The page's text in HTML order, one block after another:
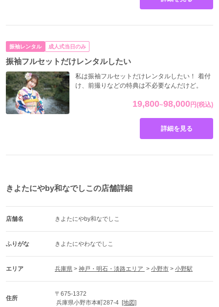
振袖レンタル 成人式当日のみ
振袖フルセットだけレンタルしたい
19,800~98,000 円(税込)
私は振袖フルセットだけレンタルしたい！ 着付
け、前撮りなどの特典は不必要なんだけど。
詳細を見る
きよたにやby和なでしこの店舗詳細
店舗名 きよたにやby和なでしこ
ふりがな きよたにやわなでしこ
エリア 兵庫県 > 神戸・明石・淡路エリア > 小野市 > 小野駅
住所
〒675-1372
兵庫県小野市本町287-4 [地図]